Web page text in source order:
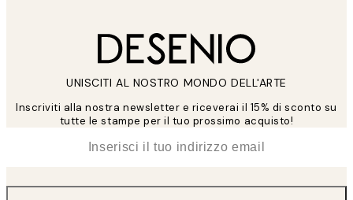
UNISCITI AL NOSTRO MONDO DELL'ARTE
Inscriviti alla nostra newsletter e riceverai il 15% di sconto su
tutte le stampe per il tuo prossimo acquisto!